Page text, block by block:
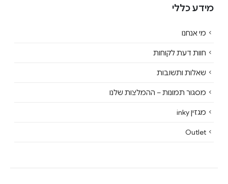
מידע כללי
מי אנחנו
חוות דעת לקוחות
שאלות ותשובות
מסגור תמונות – ההמלצות שלנו
מגזין inky
Outlet